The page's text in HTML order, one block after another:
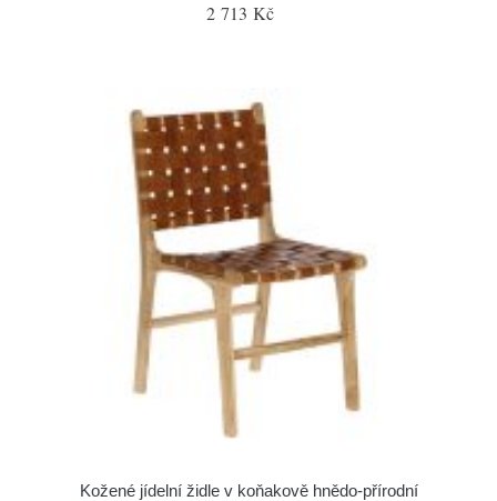
2 713 Kč
Kožené jídelní židle v koňakově hnědo-přírodní